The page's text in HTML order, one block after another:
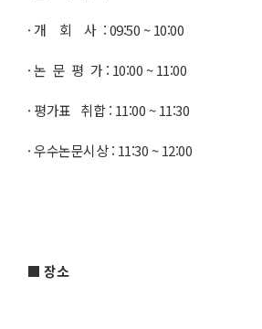
· 개 회 사 : 09:50 ~ 10:00
· 논 문 평 가 : 10:00 ~ 11:00
· 평가표 취합 : 11:00 ~ 11:30
· 우수논문시상 : 11:30 ~ 12:00
■ 장소